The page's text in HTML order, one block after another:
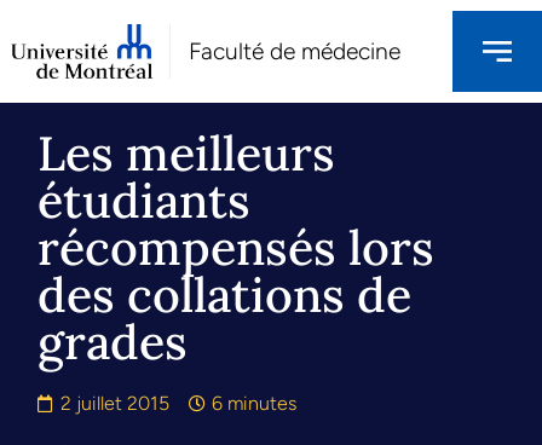
Faculté de médecine
Les meilleurs
étudiants
récompensés lors
des collations de
grades
2 juillet 2015 6 minutes